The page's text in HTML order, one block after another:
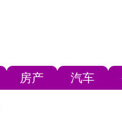
房产 汽车